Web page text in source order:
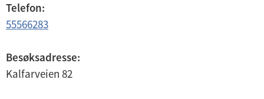
r
e
e
:
Telefon:
55566283
Besøksadresse:
Kalfarveien 82